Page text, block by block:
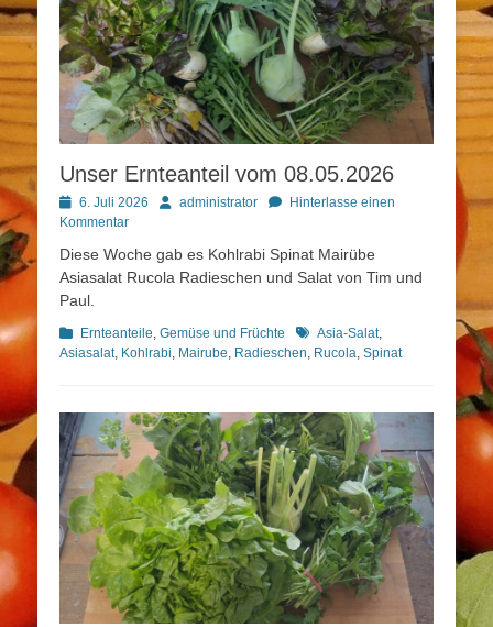
Unser Ernteanteil vom 08.05.2026
Posted
on
6. Juli 2026 Autoradministrator
Hinterlasse einen
Kommentar
Diese Woche gab es Kohlrabi Spinat Mairübe
Asiasalat Rucola Radieschen und Salat von Tim und
Paul.
Kategorien
Ernteanteile, Gemüse und Früchte Schlagworte
Asia-Salat,
Asiasalat, Kohlrabi, Mairube, Radieschen, Rucola, Spinat